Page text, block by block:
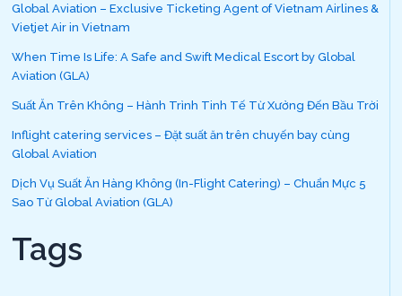
Global Aviation – Exclusive Ticketing Agent of Vietnam Airlines &
Vietjet Air in Vietnam
When Time Is Life: A Safe and Swift Medical Escort by Global
Aviation (GLA)
Suất Ăn Trên Không – Hành Trình Tinh Tế Từ Xưởng Đến Bầu Trời
Inflight catering services – Đặt suất ăn trên chuyến bay cùng
Global Aviation
Dịch Vụ Suất Ăn Hàng Không (In-Flight Catering) – Chuẩn Mực 5
Sao Từ Global Aviation (GLA)
Tags